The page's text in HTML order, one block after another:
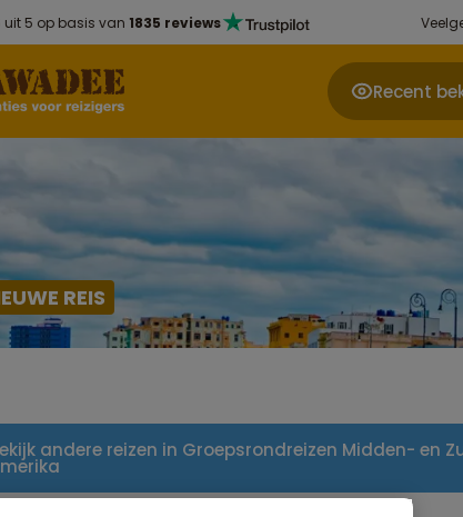
uit 5 op basis van 1835 reviews
Recent
REIS
andere reizen in Groepsrondreizen Midden- en